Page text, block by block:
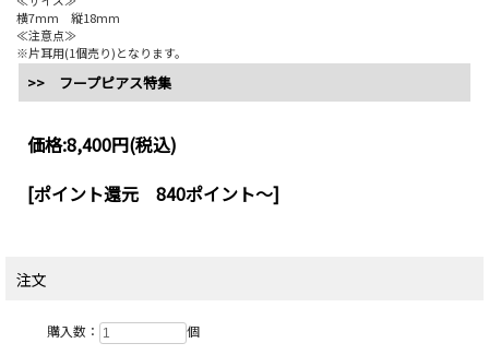
横7mm 縦18mm
≪注意点≫
※片耳用(1個売り)となります。
>> フープピアス特集
価格:8,400円(税込)
[ポイント還元 840ポイント～]
注文
購入数： 個